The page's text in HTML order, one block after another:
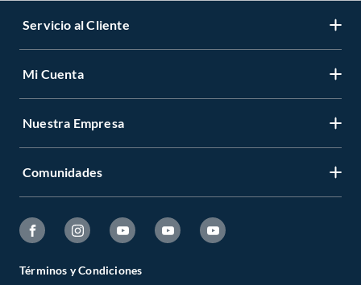
Servicio al Cliente
Mi Cuenta
Nuestra Empresa
Comunidades
Términos y Condiciones